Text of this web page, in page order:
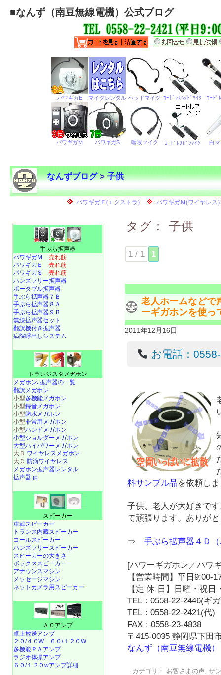
■なんず（南豆無線電機）公式ブログ
なんずブログ>子供
タグ： 子供
1 / 1 1
老人ホームなどで
ーギガホンを使っ
2011年12月16日
お電話：
料サンプル品を依頼し
子供、老人が大好きで
て頑張ります。ありが
⇒手ぶら拡声器４Ｄ
[パワーギガホン／パワ
【営業時間】平日9:00-
【定 休 日】日曜・祝日
TEL：0558-22-2446(ギ
TEL：0558-22-2421(代)
FAX：0558-23-4838
〒415-0035 静岡県下田
なんず（南豆無線電機）
カテゴリ： お客さまの声 ,サ
手ぶら拡声器
パワギガＭ 売れ筋
パワギガＥ 売れ筋
パワギガＳ 売れ筋
ハンズフリー拡声器
ポータブル拡声器
手ぶら拡声器７Ｂ
手ぶら拡声器８Ａ
手ぶら拡声器９Ｂ
無線拡声器セット
翻訳機付き拡声器
病院呼出しシステム
トランジスタメガホン
メガホン､拡声器の一覧
翻訳メガホン
小型多機能メガホン
小型録音メガホン
小型防水メガホン
小型非常用メガホン
小型ハンドメガホン
小型ショルダーメガホン
大型ハイパワーメガホン
大Ｂ ワイヤレスメガホン
大Ｃ 防滴ワイヤレス
メガホン拡声器レンタル
拡声器.jp
スピーカー
車載スピーカー
トランス内蔵スピーカー
コールスピーカー
ハンズフリースピーカー
スピーカーの大きさ
ボックススピーカー
アナウンスマシン
メッセージマシン
ネットカメラ用スピーカー
ＡＣアンプ
卓上放送アンプ
２０/４０W
６０/１２０W
多機能ＰＡアンプ
ラジオ体操アンプ
６０/１２０wアンプ詳細